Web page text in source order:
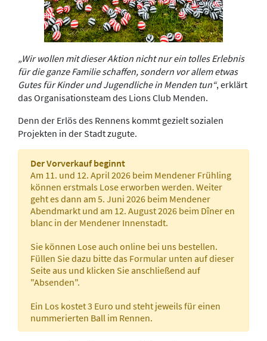
„Wir wollen mit dieser Aktion nicht nur ein tolles Erlebnis
für die ganze Familie schaffen, sondern vor allem etwas
Gutes für Kinder und Jugendliche in Menden tun“, erklärt
das Organisationsteam des Lions Club Menden.
Denn der Erlös des Rennens kommt gezielt sozialen
Projekten in der Stadt zugute.
Der Vorverkauf beginnt
Am 11. und 12. April 2026 beim Mendener Frühling
können erstmals Lose erworben werden. Weiter
geht es dann am 5. Juni 2026 beim Mendener
Abendmarkt und am 12. August 2026 beim Dîner en
blanc in der Mendener Innenstadt.
Sie können Lose auch online bei uns bestellen.
Füllen Sie dazu bitte das Formular unten auf dieser
Seite aus und klicken Sie anschließend auf
"Absenden".
Ein Los kostet 3 Euro und steht jeweils für einen
nummerierten Ball im Rennen.